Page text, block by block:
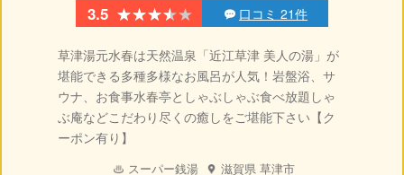
3.5 ★★★★★
★★★★★ 口コミ 21件
草津湯元水春は天然温泉「近江草津 美人の湯」が
堪能できる多種多様なお風呂が人気！岩盤浴、サ
ウナ、お食事水春亭としゃぶしゃぶ食べ放題しゃ
ぶ庵などこだわり尽くの癒しをご堪能下さい【ク
ーポン有り】
スーパー銭湯 滋賀県 草津市